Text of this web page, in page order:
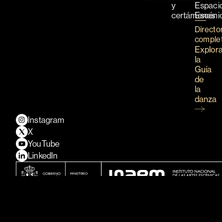
y
certámenes
la
Guía
de
la
danza
Instagram
X
YouTube
LinkedIn